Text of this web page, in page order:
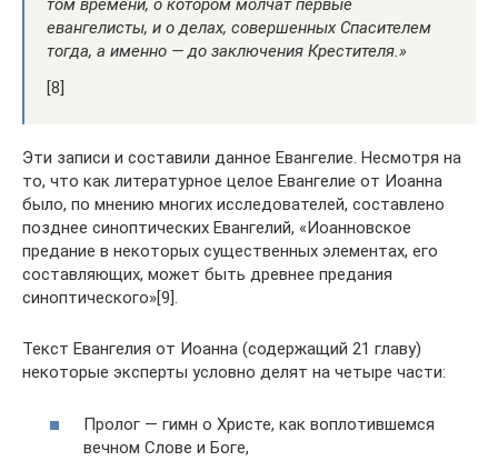
том времени, о котором молчат первые
евангелисты, и о делах, совершенных Спасителем
тогда, а именно — до заключения Крестителя.»
[8]
Эти записи и составили данное Евангелие. Несмотря на
то, что как литературное целое Евангелие от Иоанна
было, по мнению многих исследователей, составлено
позднее синоптических Евангелий, «Иоанновское
предание в некоторых существенных элементах, его
составляющих, может быть древнее предания
синоптического»[9].
Текст Евангелия от Иоанна (содержащий 21 главу)
некоторые эксперты условно делят на четыре части:
Пролог — гимн о Христе, как воплотившемся
вечном Слове и Боге,